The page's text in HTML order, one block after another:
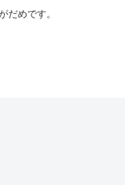
だめです。